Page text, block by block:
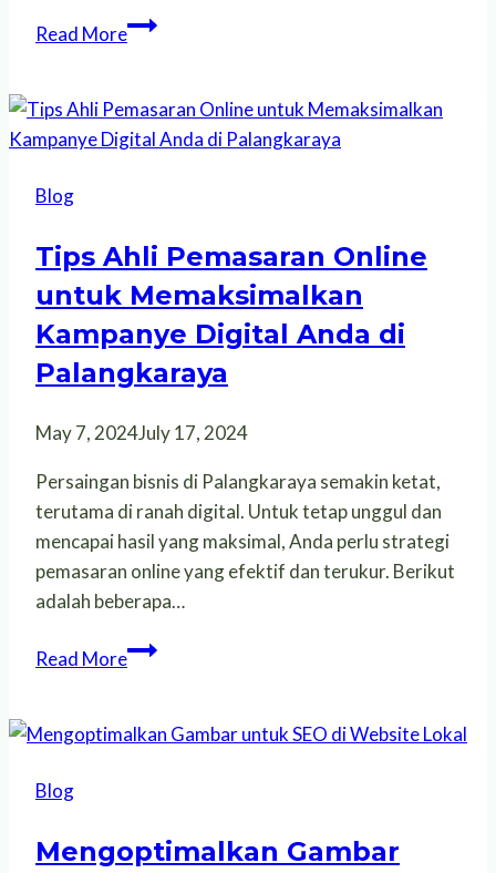
Read MoreTren
di
Palangkaraya
Blog
Tips Ahli Pemasaran Online
untuk Memaksimalkan
Kampanye Digital Anda di
Palangkaraya
May 7, 2024July 17, 2024
Persaingan bisnis di Palangkaraya semakin ketat,
terutama di ranah digital. Untuk tetap unggul dan
mencapai hasil yang maksimal, Anda perlu strategi
pemasaran online yang efektif dan terukur. Berikut
adalah beberapa…
Read MoreTips
Online
Digital
Blog
Mengoptimalkan Gambar